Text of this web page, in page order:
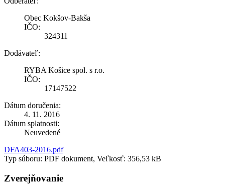
Obec Kokšov-Bakša
IČO:
324311
Dodávateľ:
RYBA Košice spol. s r.o.
IČO:
17147522
Dátum doručenia:
4. 11. 2016
Dátum splatnosti:
Neuvedené
DFA403-2016.pdf
Typ súboru: PDF dokument, Veľkosť: 356,53 kB
Zverejňovanie